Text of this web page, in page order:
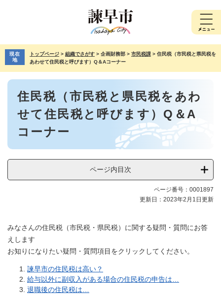
先
で
を
ば
現在
地
トップページ > 組織でさがす > 企画財務部 > 市民税課 > 住民税（市民税と県民税を
あわせて住民税と呼びます）Q＆Aコーナー
本
住民税（市民税と県民税をあわ
せて住民税と呼びます）Q＆A
コーナー
ページ内目次
ページ番号：0001897
更新日：2023年2月1日更新
みなさんの住民税（市民税・県民税）に関する疑問・質問にお答
えします
お知りになりたい疑問・質問項目をクリックしてください。
諫早市の住民税は高い？
給与以外に副収入がある場合の住民税の申告は…
退職後の住民税は…